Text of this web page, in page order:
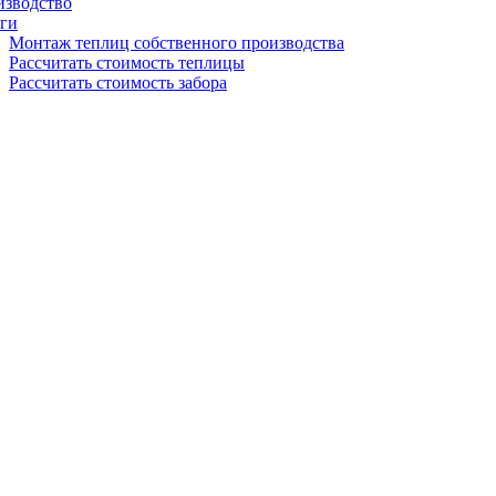
Монтаж теплиц собственного производства
Рассчитать стоимость теплицы
Рассчитать стоимость забора